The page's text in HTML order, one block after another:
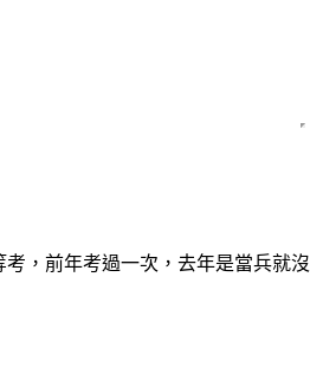
，前年考過一次，去年是當兵就